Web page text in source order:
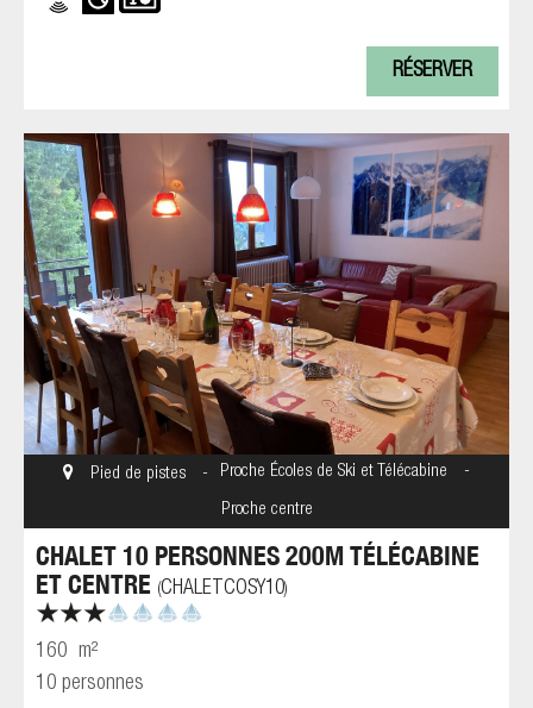
RÉSERVER
Pied de pistes Proche Écoles de Ski et Télécabine
Proche centre
CHALET 10 PERSONNES 200M TÉLÉCABINE
ET CENTRE (CHALETCOSY10)
160 m²
10 personnes